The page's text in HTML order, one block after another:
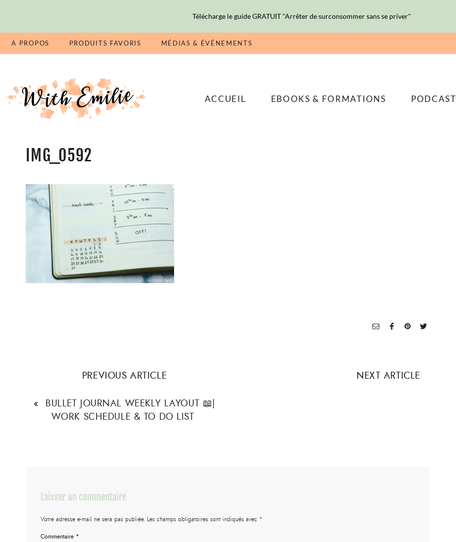
A PROPOS PRODUITS FAVORIS MÉDIAS & ÉVÉNEMENTS
ACCUEIL EBOOKS & FORMATIONS PODCAST
IMG_0592
PREVIOUS ARTICLE
« BULLET JOURNAL WEEKLY LAYOUT 📖|
WORK SCHEDULE & TO DO LIST
NEXT ARTICLE
Laisser un commentaire
Votre adresse e-mail ne sera pas publiée. Les champs obligatoires sont indiqués avec *
Commentaire *
Télécharge le guide GRATUIT "Arrêter de surconsommer sans se priver"